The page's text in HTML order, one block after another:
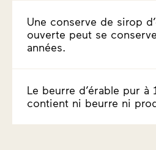
Une conserve de sirop
ouverte peut se
années.
Le beurre d’érable pur à
contient ni beurre ni